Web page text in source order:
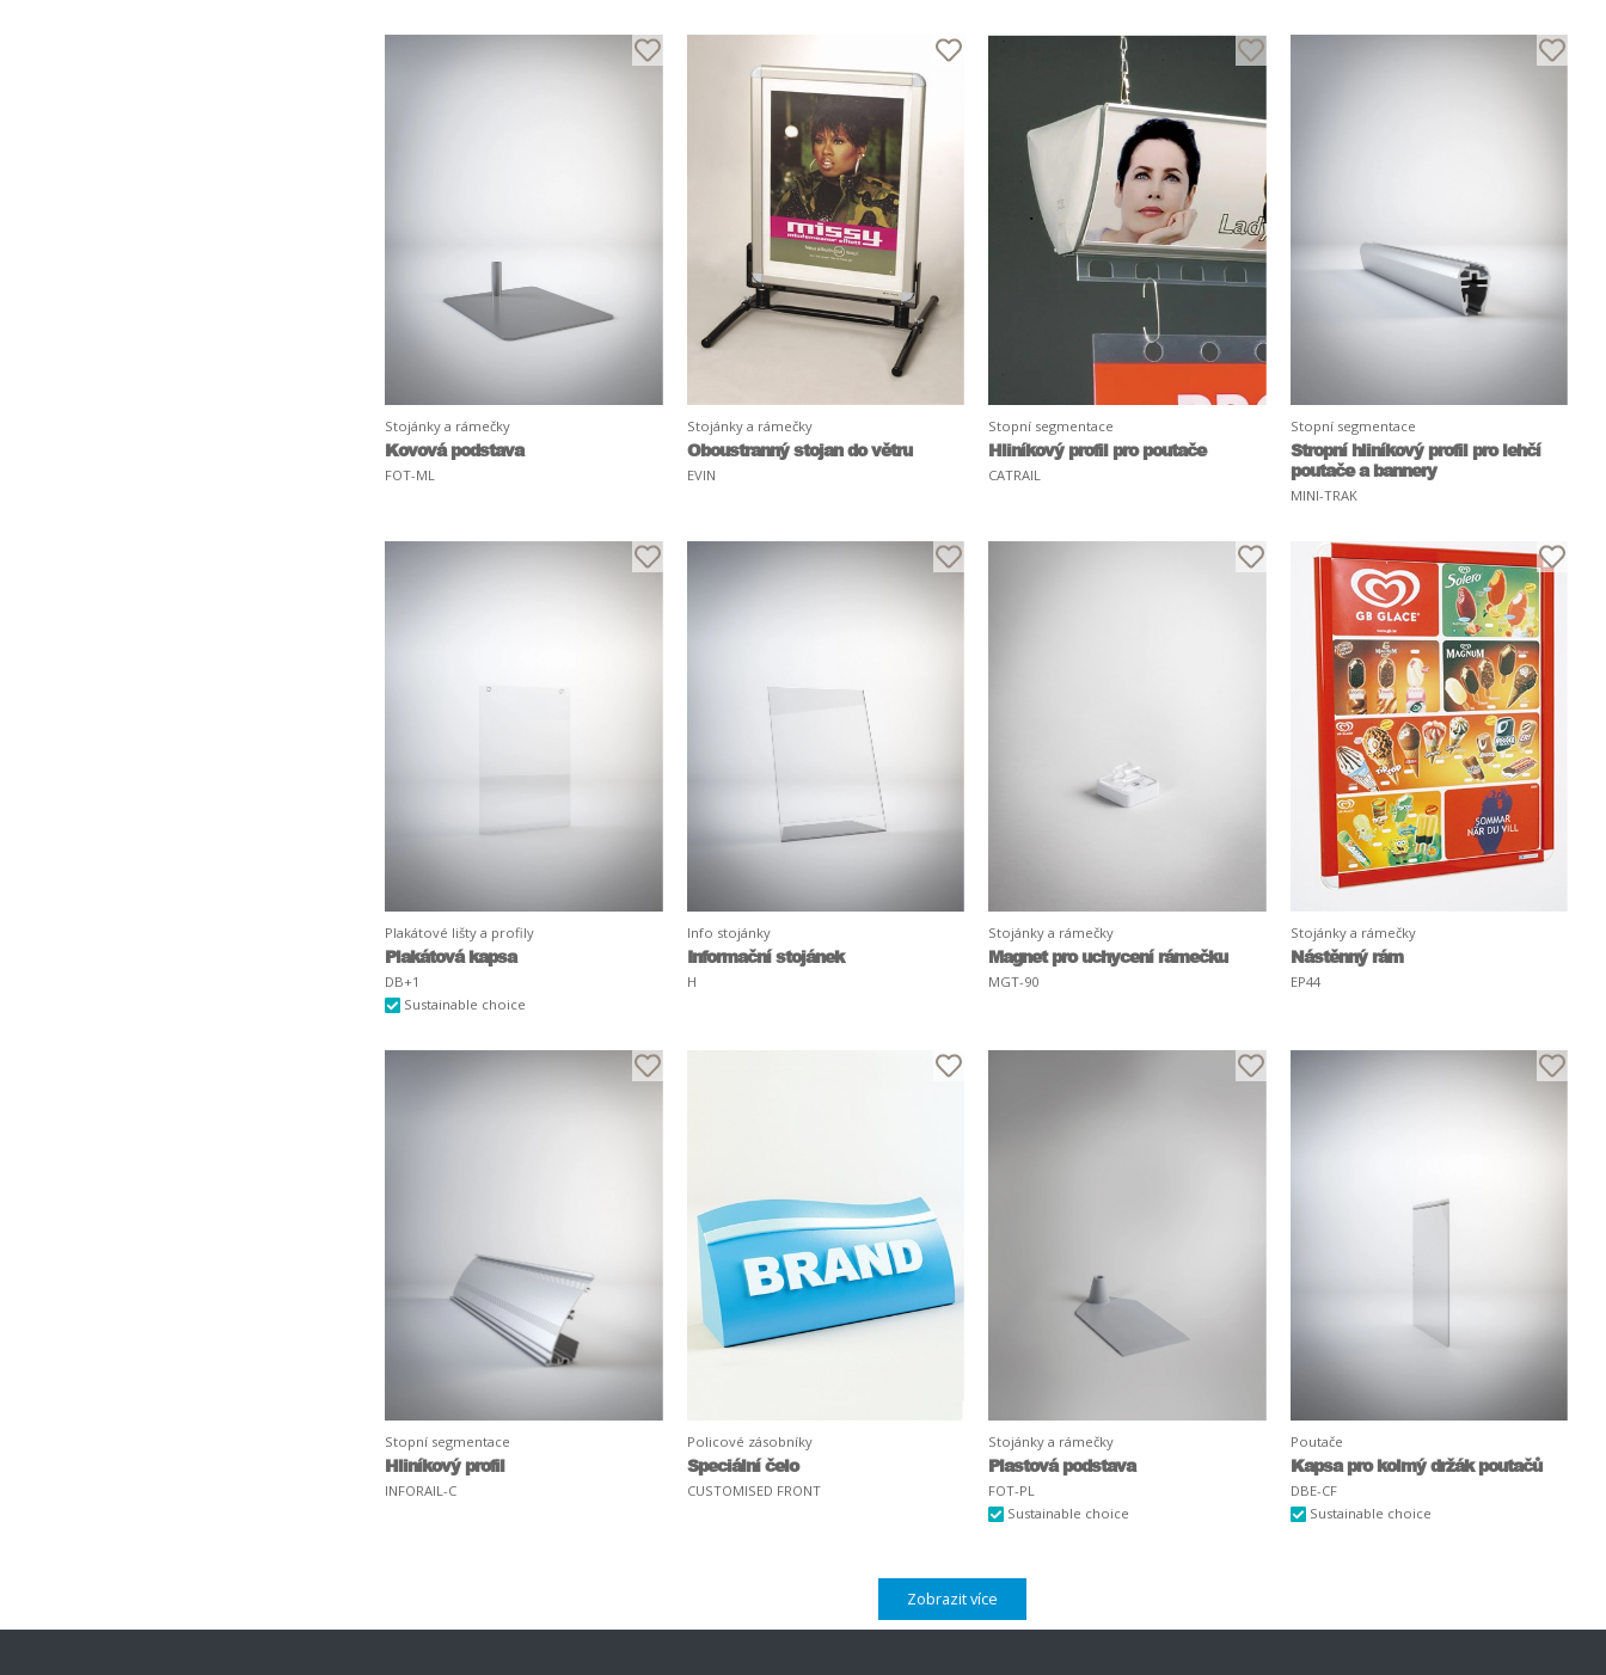
Stojánky a rámečky
Kovová podstava
FOT-ML
Stojánky a rámečky
Oboustranný stojan do větru
EVIN
Stopní segmentace
Hliníkový profil pro poutače
CATRAIL
Stopní segmentace
Stropní hliníkový profil pro lehčí
poutače a bannery
MINI-TRAK
Plakátové lišty a profily
Plakátová kapsa
DB+1
Sustainable choice
Info stojánky
Informační stojánek
H
Stojánky a rámečky
Magnet pro uchycení rámečku
MGT-90
Stojánky a rámečky
Nástěnný rám
EP44
Stopní segmentace
Hliníkový profil
INFORAIL-C
Policové zásobníky
Speciální čelo
CUSTOMISED FRONT
Stojánky a rámečky
Plastová podstava
FOT-PL
Sustainable choice
Poutače
Kapsa pro kolmý držák poutačů
DBE-CF
Sustainable choice
Zobrazit více